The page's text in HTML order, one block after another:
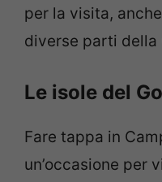
per la visita,
diverse parti della
Le isole del
Fare tappa in
un’occasione per